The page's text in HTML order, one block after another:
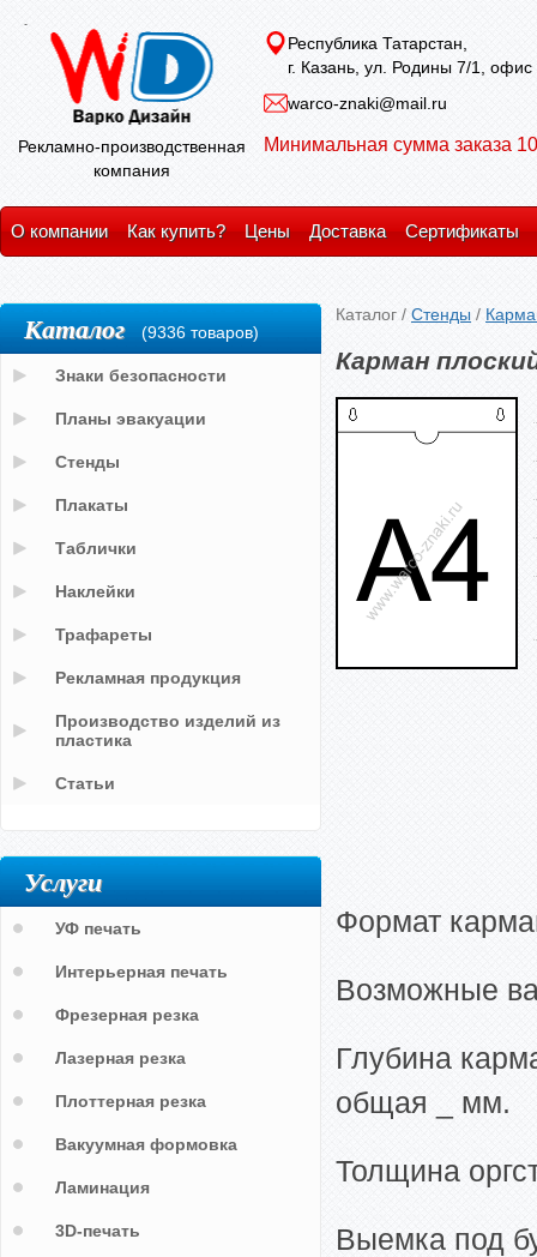
Рекламно-производственная
компания
Республика Татарстан,
г. Казань, ул. Родины 7/1, офис
warco-znaki@mail.ru
Минимальная сумма заказа
О компании Как купить? Цены Доставка Сертификаты
Каталог / Стенды /
Карман
Формат
Возможные
Глубина
общая _ мм.
Толщина
Выемка под
Каталог (9336 товаров)
Знаки безопасности
Планы эвакуации
Стенды
Плакаты
Таблички
Наклейки
Трафареты
Рекламная продукция
Производство изделий из
пластика
Статьи
Услуги
УФ печать
Интерьерная печать
Фрезерная резка
Лазерная резка
Плоттерная резка
Вакуумная формовка
Ламинация
3D-печать